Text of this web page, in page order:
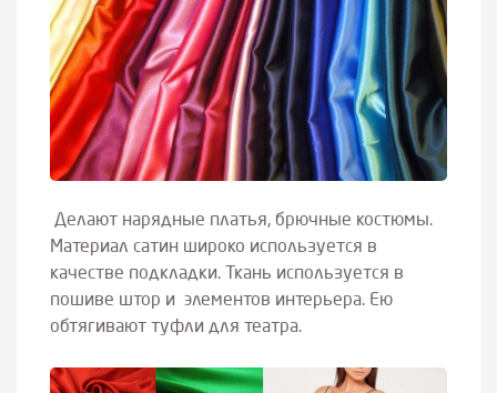
Делают нарядные платья, брючные костюмы.
Материал сатин широко используется в
качестве подкладки. Ткань используется в
пошиве штор и элементов интерьера. Ею
обтягивают туфли для театра.